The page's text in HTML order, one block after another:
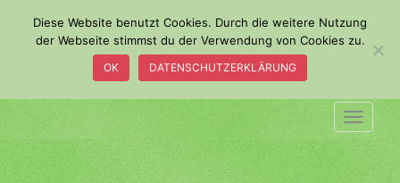
a
i
Diese Website benutzt Cookies. Durch die weitere Nutzung
der Webseite stimmst du der Verwendung von Cookies zu.
OK DATENSCHUTZERKLÄRUNG